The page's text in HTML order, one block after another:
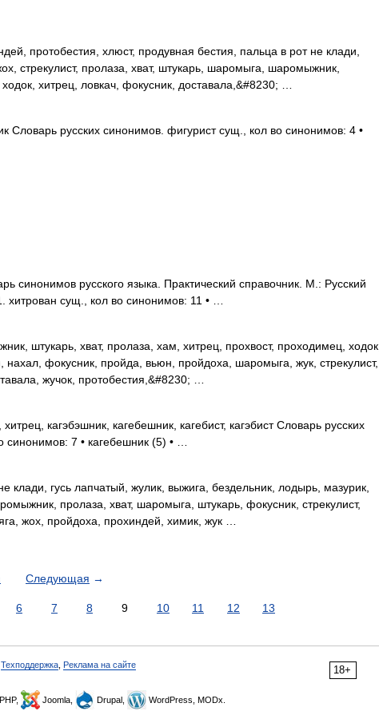
протобестия, хлюст, продувная бестия, пальца в рот не клади,
стрекулист, пролаза, хват, штукарь, шаромыга, шаромыжник,
хитрец, ловкач, фокусник, доставала,&#8230; …
Словарь русских синонимов. фигурист сущ., кол во синонимов: 4 •
синонимов русского языка. Практический справочник. М.: Русский
хитрован сущ., кол во синонимов: 11 • …
штукарь, хват, пролаза, хам, хитрец, прохвост, проходимец, ходок,
нахал, фокусник, пройда, вьюн, пройдоха, шаромыга, жук, стрекулист,
жучок, протобестия,&#8230; …
кагэбэшник, кагебешник, кагебист, кагэбист Словарь русских
7 • кагебешник (5) • …
клади, гусь лапчатый, жулик, выжига, бездельник, лодырь, мазурик,
пролаза, хват, шаромыга, штукарь, фокусник, стрекулист,
жох, пройдоха, прохиндей, химик, жук …
Следующая →
6 7 8 9 10 11 12 13
18+
Техподдержка Реклама на сайте
Joomla, Drupal, WordPress, MODx.